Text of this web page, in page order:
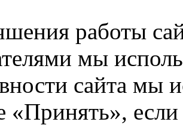
работы
мы
сайта мы
если